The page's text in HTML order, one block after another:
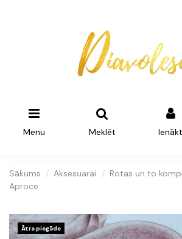
Menu Meklēt Ienākt
Sākums Aksesuarai
Rotas un to
Aproce
Ātra piegāde